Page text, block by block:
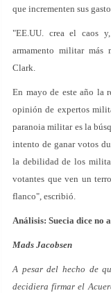
que incrementen sus
"EE.UU. crea el caos
armamento militar más
Clark.
En mayo de este año la
opinión de expertos
paranoia militar es la
intento de ganar votos
la debilidad de los
votantes que ven un
flanco", escribió.
Análisis: Suecia dice no
Mads Jacobsen
A pesar del hecho de
decidiera firmar el